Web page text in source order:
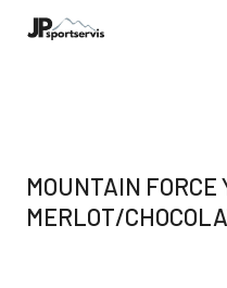
MOUNTAIN
MERLOT/